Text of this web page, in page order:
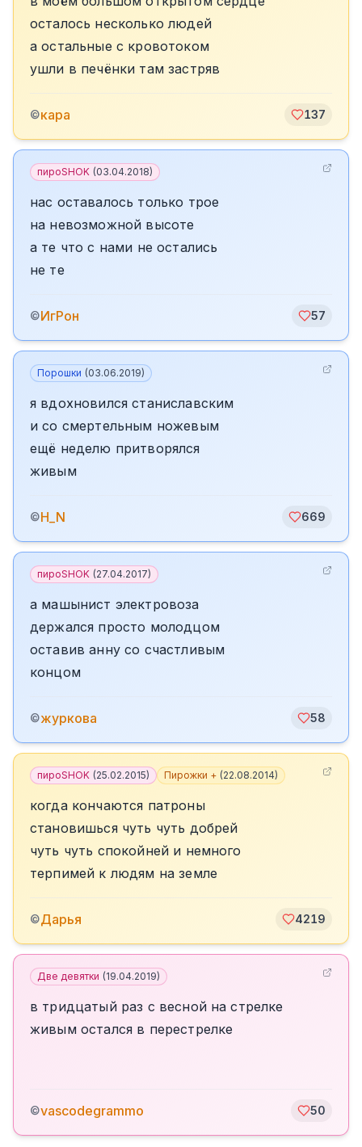
осталось несколько людей
а остальные с кровотоком
ушли в печёнки там застряв
©кара 137
пироSHOK (03.04.2018)
нас оставалось только трое
на невозможной высоте
а те что с нами не остались
не те
©ИгРон 57
Порошки (03.06.2019)
я вдохновился станиславским
и со смертельным ножевым
ещё неделю притворялся
живым
©H_N 669
пироSHOK (27.04.2017)
а машынист электровоза
держался просто молодцом
оставив анну со счастливым
концом
©журкова 58
пироSHOK (25.02.2015) Пирожки + (22.08.2014)
когда кончаются патроны
становишься чуть чуть добрей
чуть чуть спокойней и немного
терпимей к людям на земле
©Дарья 4219
Две девятки (19.04.2019)
в тридцатый раз с весной на стрелке
живым остался в перестрелке
©vascodegrammo 50